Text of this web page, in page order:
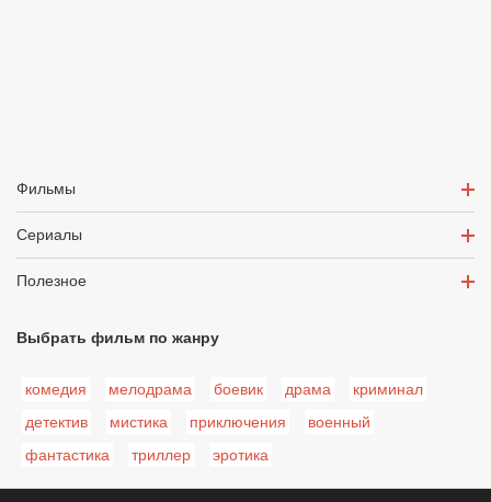
Фильмы
Сериалы
Полезное
Выбрать фильм по жанру
комедия мелодрама боевик драма
криминал
детектив
мистика приключения
военный
фантастика
триллер эротика